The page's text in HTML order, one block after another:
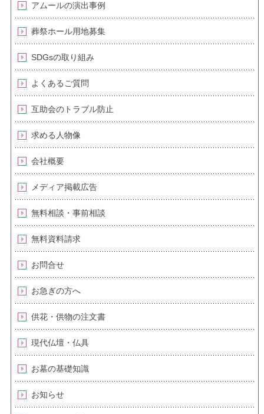
アムールの演出事例
葬祭ホール用地募集
SDGsの取り組み
よくあるご質問
互助会のトラブル防止
求める人物像
会社概要
メディア掲載広告
無料相談・事前相談
無料資料請求
お問合せ
お急ぎの方へ
供花・供物の注文書
現代仏壇・仏具
お墓の基礎知識
お知らせ